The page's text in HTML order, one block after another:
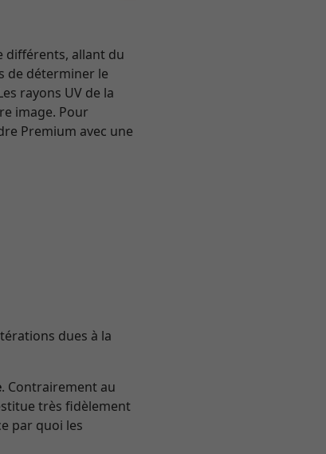
différents, allant du
de déterminer le
rayons UV de la
image. Pour
Premium avec une
dues à la
. Contrairement au
très fidèlement
par quoi les